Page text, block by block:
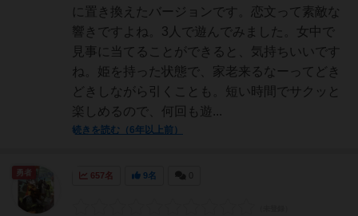
に置き換えたバージョンです。恋文って素敵な
響きですよね。3人で遊んでみました。女中で
見事に当てることができると、気持ちいいです
ね。姫を持った状態で、家老来るなーってどき
どきしながら引くことも。短い時間でサクッと
楽しめるので、何回も遊...
続きを読む（6年以上前）
657名 9名
勇者